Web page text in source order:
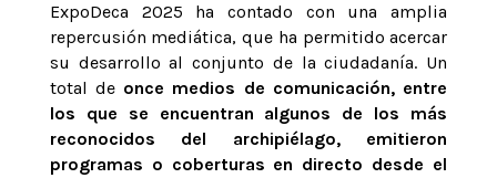
ExpoDeca 2025 ha contado con una amplia
repercusión mediática, que ha permitido acercar
su desarrollo al conjunto de la ciudadanía. Un
total de once medios de comunicación, entre
los que se encuentran algunos de los más
reconocidos del archipiélago, emitieron
programas o coberturas en directo desde el